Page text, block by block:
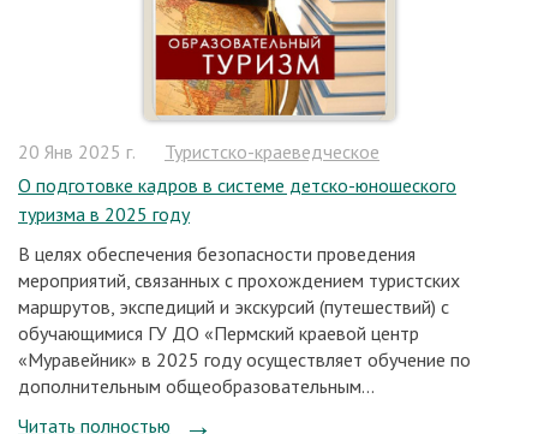
20 Янв 2025 г.
Туристско-краеведческое
О подготовке кадров в системе детско-юношеского
туризма в 2025 году
В целях обеспечения безопасности проведения
мероприятий, связанных с прохождением туристских
маршрутов, экспедиций и экскурсий (путешествий) с
обучающимися ГУ ДО «Пермский краевой центр
«Муравейник» в 2025 году осуществляет обучение по
дополнительным общеобразовательным...
Читать полностью